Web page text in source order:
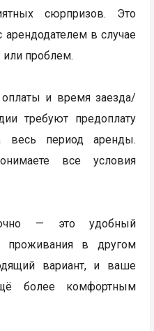
сюрпризов. Это
в случае
или проблем.
оплаты и время заезда/
требуют предоплату
весь период аренды.
все условия
— это удобный
проживания в другом
вариант, и ваше
более комфортным